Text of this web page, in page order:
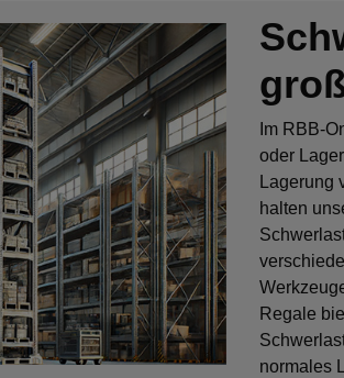
Im RBB-
oder
Lagerung
halten
Regale
normales